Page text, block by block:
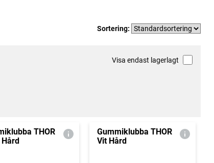
Sortering:
Visa endast lagerlagt
THOR
Gummiklubba THOR
Vit Hård